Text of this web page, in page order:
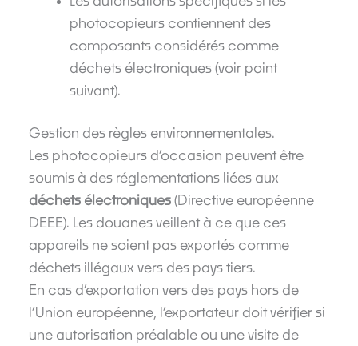
photocopieurs contiennent des
composants considérés comme
déchets électroniques (voir point
suivant).
Gestion des règles environnementales.
Les photocopieurs d’occasion peuvent être
soumis à des réglementations liées aux
déchets électroniques (Directive européenne
DEEE). Les douanes veillent à ce que ces
appareils ne soient pas exportés comme
déchets illégaux vers des pays tiers.
En cas d’exportation vers des pays hors de
l’Union européenne, l’exportateur doit vérifier si
une autorisation préalable ou une visite de